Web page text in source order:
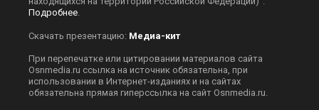
Подробнее
Скачать презентацию: Медиа-кит
При перепечатке или цитировании материалов сайта
Оsnmedia.ru ссылка на источник обязательна, при
использовании в Интернет-изданиях и на сайтах
обязательна прямая гиперссылка на сайт Оsnmedia.ru.